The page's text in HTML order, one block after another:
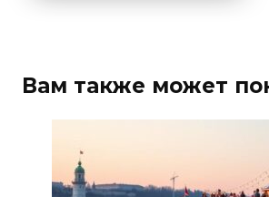
Вам также может